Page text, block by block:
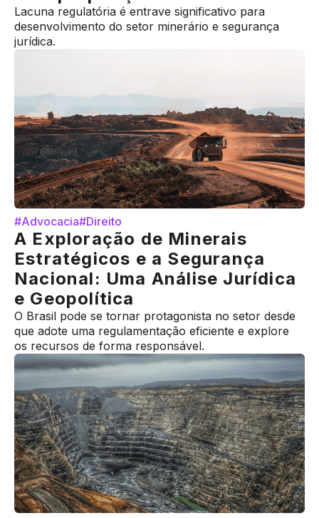
Lacuna regulatória é entrave significativo para
desenvolvimento do setor minerário e segurança
jurídica.
#Advocacia#Direito
A Exploração de Minerais
Estratégicos e a Segurança
Nacional: Uma Análise Jurídica
e Geopolítica
O Brasil pode se tornar protagonista no setor desde
que adote uma regulamentação eficiente e explore
os recursos de forma responsável.